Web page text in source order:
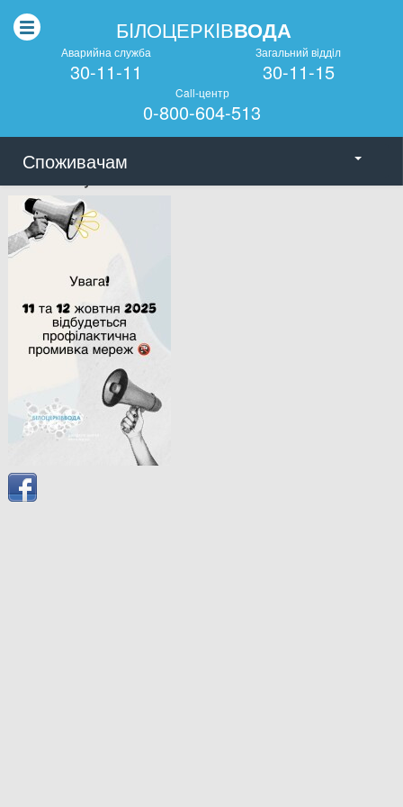
БIЛОЦЕРКIВВОДА
Аварийна служба
30-11-11
Загальний вiддiл
30-11-15
Call-центр
0-800-604-513
Споживачам
created by Polish